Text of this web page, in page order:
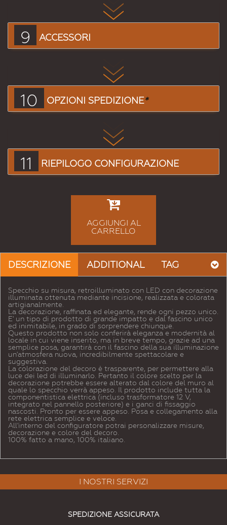
9 ACCESSORI
10 OPZIONI SPEDIZIONE*
11 RIEPILOGO CONFIGURAZIONE
AGGIUNGI AL
CARRELLO
DESCRIZIONE ADDITIONAL TAG
Specchio su misura, retroilluminato con LED con decorazione
illuminata ottenuta mediante incisione, realizzata e colorata
artigianalmente.
La decorazione, raffinata ed elegante, rende ogni pezzo unico.
E' un tipo di prodotto di grande impatto e dal fascino unico
ed inimitabile, in grado di sorprendere chiunque.
Questo prodotto non solo conferirà eleganza e modernità al
locale in cui viene inserito, ma in breve tempo, grazie ad una
semplice posa, garantirà con il fascino della sua illuminazione
un'atmosfera nuova, incredibilmente spettacolare e
suggestiva.
La colorazione del decoro è trasparente, per permettere alla
luce dei led di illuminarlo. Pertanto il colore scelto per la
decorazione potrebbe essere alterato dal colore del muro al
quale lo specchio verrà appeso. Il prodotto include tutta la
componentistica elettrica (incluso trasformatore 12 V,
integrato nel pannello posteriore) e i ganci di fissaggio
nascosti. Pronto per essere appeso. Posa e collegamento alla
rete elettrica semplice e veloce.
All'interno del configuratore potrai personalizzare misure,
decorazione e colore del decoro.
100% fatto a mano, 100% italiano.
I NOSTRI SERVIZI
SPEDIZIONE ASSICURATA